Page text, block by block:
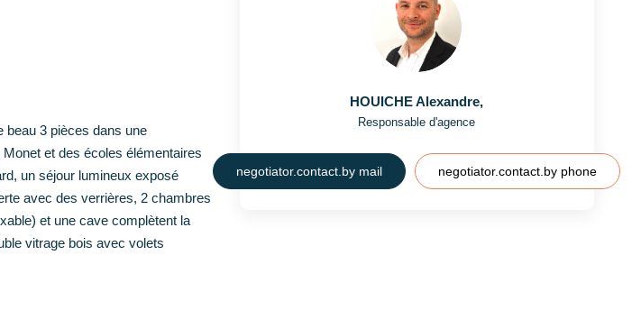
beau 3 pièces dans une
et des écoles élémentaires
un séjour lumineux exposé
avec des verrières, 2 chambres
et une cave complètent la
vitrage bois avec volets
HOUICHE Alexandre,
Responsable d'agence
negotiator.contact.by mail negotiator.contact.by phone